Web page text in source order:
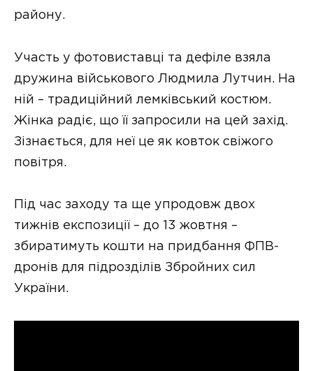
району.
Участь у фотовиставці та дефіле взяла
дружина військового Людмила Лутчин. На
ній – традиційний лемківський костюм.
Жінка радіє, що її запросили на цей захід.
Зізнається, для неї це як ковток свіжого
повітря.
Під час заходу та ще упродовж двох
тижнів експозиції – до 13 жовтня –
збиратимуть кошти на придбання ФПВ-
дронів для підрозділів Збройних сил
України.